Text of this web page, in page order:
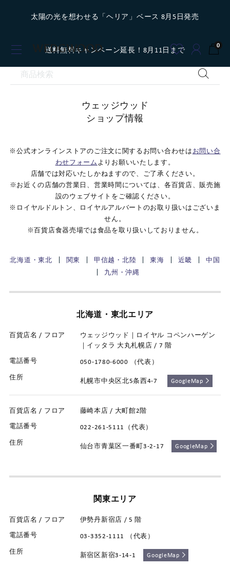
太陽の光を想わせる「ヘリア」ベース 8月5日発売
送料無料キャンペーン延長！8月11日まで 0
ウェッジウッド
ショップ情報
※公式オンラインストアのご注文に関するお問い合わせはお問い合
わせフォームよりお願いいたします。
店舗では対応いたしかねますので、ご了承ください。
※お近くの店舗の営業日、営業時間については、各百貨店、販売施
設のウェブサイトをご確認ください。
※ロイヤルドルトン、ロイヤルアルバートのお取り扱いはございま
せん。
※百貨店食器売場では食品を取り扱いしておりません。
北海道・東北 関東 甲信越・北陸 東海 近畿
中国
九州・沖縄
北海道・東北エリア
ウェッジウッド｜ロイヤル コペンハーゲン
｜イッタラ 大丸札幌店 / 7 階
050-1780-6000 （代表）
札幌市中央区北5条西4-7 GoogleMap
藤崎本店 / 大町館2階
022-261-5111（代表）
仙台市青葉区一番町3-2-17 GoogleMap
関東エリア
伊勢丹新宿店 / 5 階
03-3352-1111 （代表）
新宿区新宿3-14-1 GoogleMap